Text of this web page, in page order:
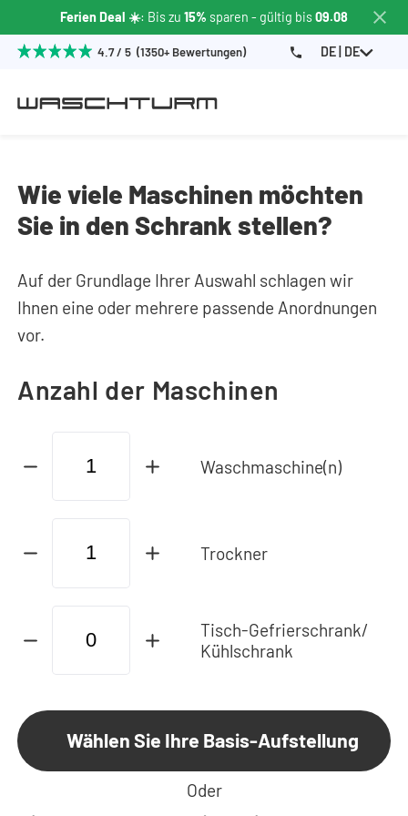
Ferien Deal ☀️: Bis zu 15% sparen - gültig bis09.08
4.7 / 5 (1350+ Bewertungen) DE | DE
Wie viele Maschinen möchten
Sie in den Schrank stellen?
Auf der Grundlage Ihrer Auswahl schlagen wir
Ihnen eine oder mehrere passende Anordnungen
vor.
Anzahl der Maschinen
Waschmaschine(n)
Trockner
Tisch-Gefrierschrank/
Kühlschrank
Wählen Sie Ihre Basis-Aufstellung
Oder